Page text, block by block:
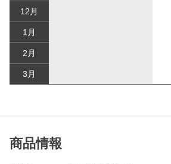
12月
1月
2月
3月
商品情報